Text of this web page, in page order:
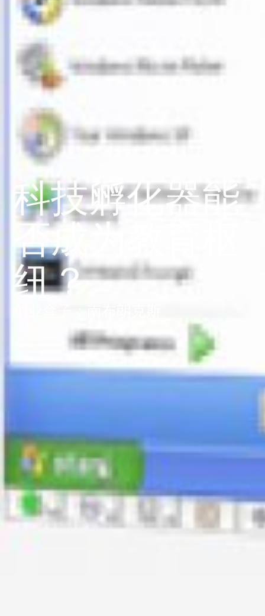
科技孵化器能
否成为教育枢
纽？